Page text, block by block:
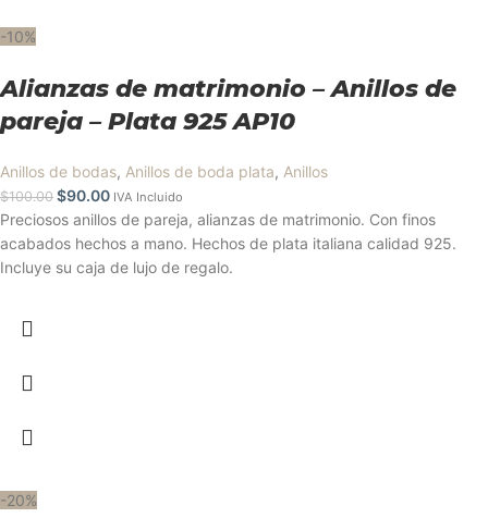
-10%
Alianzas de matrimonio – Anillos de
pareja – Plata 925 AP10
Anillos de bodas, Anillos de boda plata, Anillos
$100.00 $90.00 IVA Incluido
Preciosos anillos de pareja, alianzas de matrimonio. Con finos
acabados hechos a mano. Hechos de plata italiana calidad 925.
Incluye su caja de lujo de regalo.
-20%